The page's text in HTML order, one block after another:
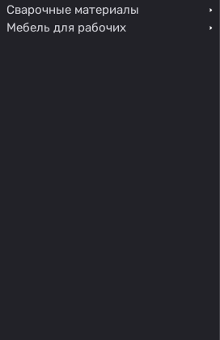
Сварочные материалы
Мебель для рабочих